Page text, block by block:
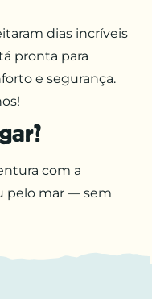
dias incríveis
pronta para
e segurança.
com a
pelo mar — sem